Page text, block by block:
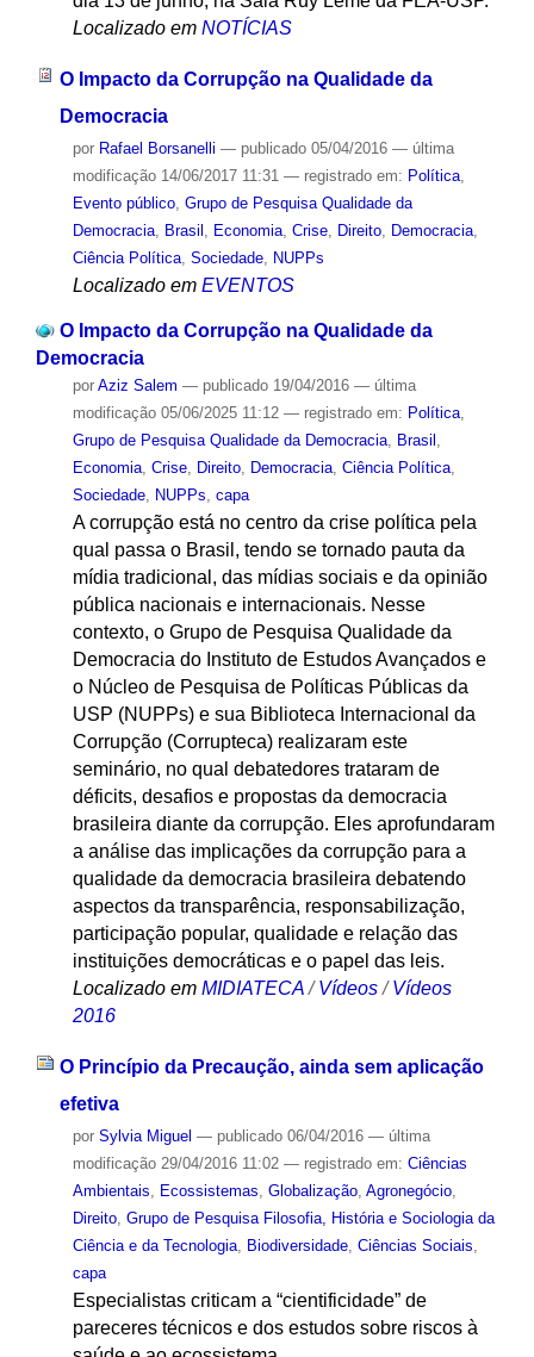
Localizado em NOTÍCIAS
O Impacto da Corrupção na Qualidade da
Democracia
por Rafael Borsanelli — publicado05/04/2016 — última
modificação14/06/2017 11:31 — registrado em: Política,
Evento público, Grupo de Pesquisa Qualidade da
Democracia, Brasil Economia, Crise, Direito, Democracia,
Ciência Política, Sociedade, NUPPs
Localizado em EVENTOS
O Impacto da Corrupção na Qualidade da
Democracia
por Aziz Salem — publicado19/04/2016 — última
modificação05/06/2025 11:12 — registrado em: Política,
Grupo de Pesquisa Qualidade da Democracia, Brasil ,
Economia, Crise, Direito, Democracia, Ciência Política,
Sociedade, NUPPs, capa
A corrupção está no centro da crise política pela
qual passa o Brasil, tendo se tornado pauta da
mídia tradicional, das mídias sociais e da opinião
pública nacionais e internacionais. Nesse
contexto, o Grupo de Pesquisa Qualidade da
Democracia do Instituto de Estudos Avançados e
o Núcleo de Pesquisa de Políticas Públicas da
USP (NUPPs) e sua Biblioteca Internacional da
Corrupção (Corrupteca) realizaram este
seminário, no qual debatedores trataram de
déficits, desafios e propostas da democracia
brasileira diante da corrupção. Eles aprofundaram
a análise das implicações da corrupção para a
qualidade da democracia brasileira debatendo
aspectos da transparência, responsabilização,
participação popular, qualidade e relação das
instituições democráticas e o papel das leis.
Localizado em MIDIATECA /Vídeos /Vídeos
2016
O Princípio da Precaução, ainda sem aplicação
efetiva
por Sylvia Miguel — publicado06/04/2016 — última
modificação29/04/2016 11:02 — registrado em: Ciências
Ambientais, Ecossistemas, Globalização, Agronegócio,
Direito, Grupo de Pesquisa Filosofia, História e Sociologia da
Ciência e da Tecnologia, Biodiversidade, Ciências Sociais,
capa
Especialistas criticam a “cientificidade” de
pareceres técnicos e dos estudos sobre riscos à